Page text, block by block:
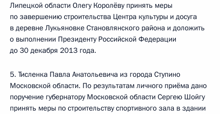
Липецкой области Олегу Королёву принять меры
по завершению строительства Центра культуры и досуга
в деревне Лукьяновке Становлянского района и доложить
о выполнении Президенту Российской Федерации
до 30 декабря 2013 года.
5. Тисленка Павла Анатольевича из города Ступино
Московской области. По результатам личного приёма дано
поручение губернатору Московской области Сергею Шойгу
принять меры по строительству спортивного зала в здании